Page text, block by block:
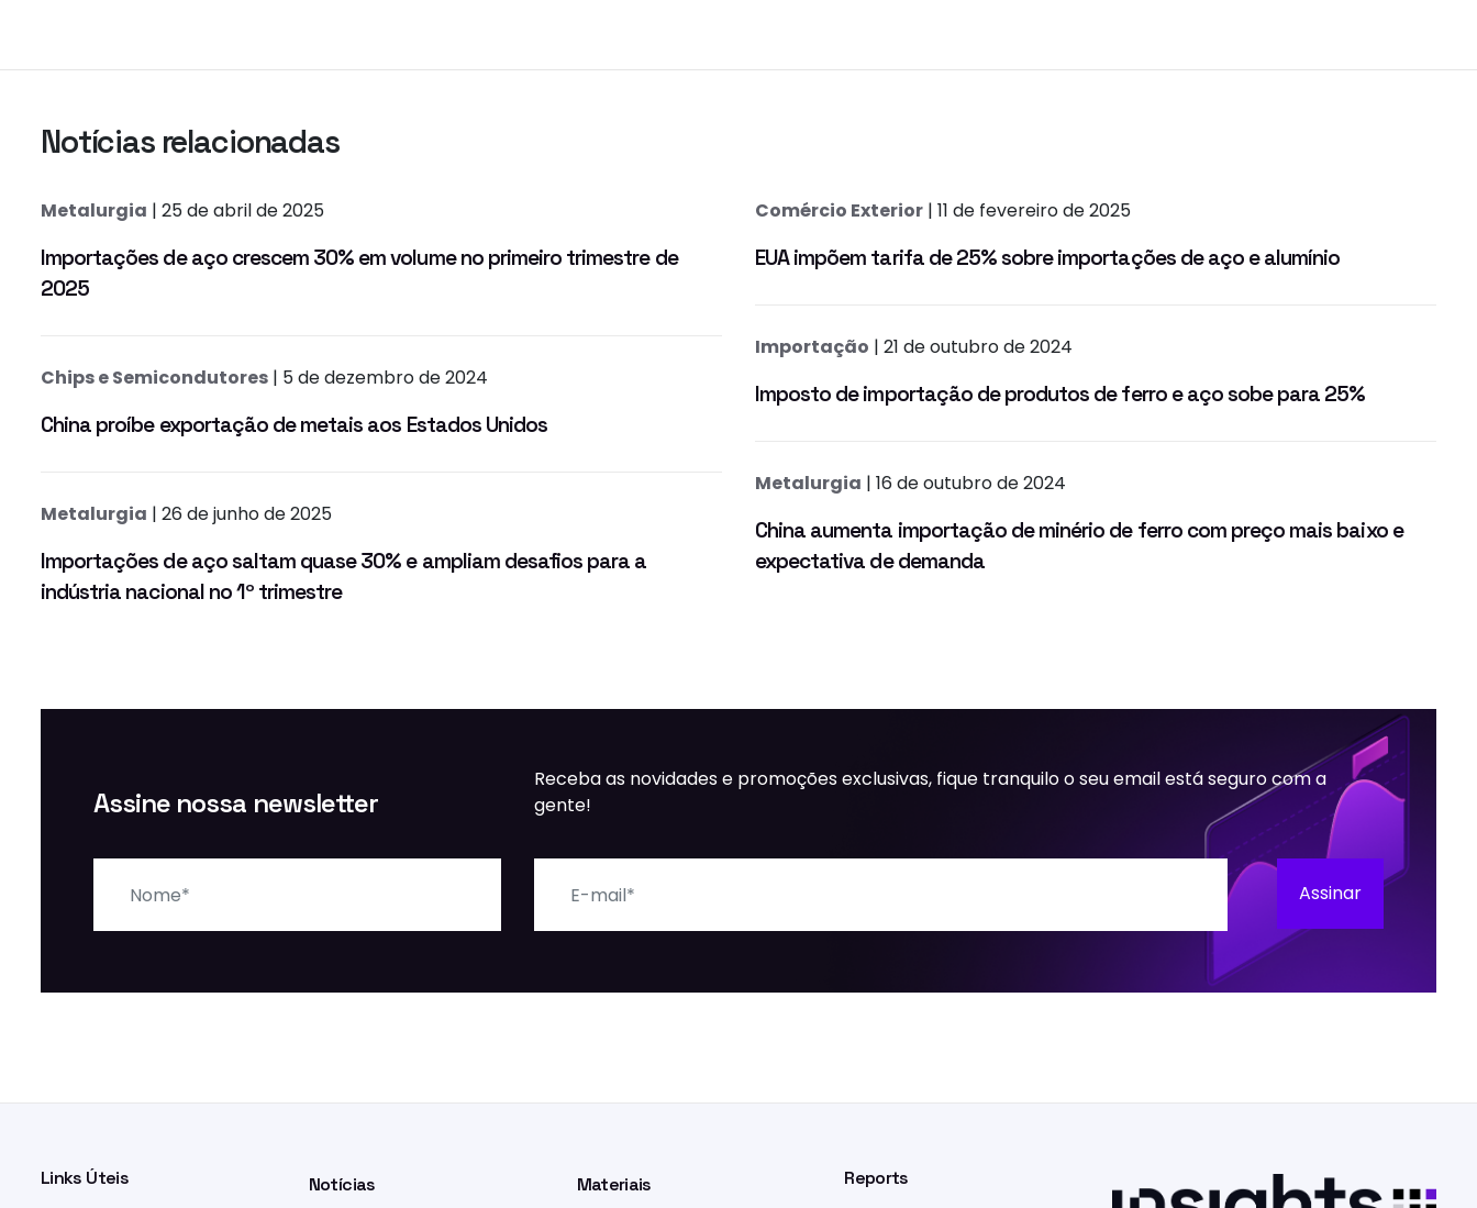
Notícias relacionadas
Metalurgia | 25 de abril de 2025
Importações de aço crescem 30% em volume no primeiro trimestre de
2025
Chips e Semicondutores | 5 de dezembro de 2024
China proíbe exportação de metais aos Estados Unidos
Metalurgia | 26 de junho de 2025
Importações de aço saltam quase 30% e ampliam desafios para a
indústria nacional no 1º trimestre
Comércio Exterior | 11 de fevereiro de 2025
EUA impõem tarifa de 25% sobre importações de aço e alumínio
Importação | 21 de outubro de 2024
Imposto de importação de produtos de ferro e aço sobe para 25%
Metalurgia | 16 de outubro de 2024
China aumenta importação de minério de ferro com preço mais baixo e
expectativa de demanda
Assine nossa newsletter
Receba as novidades e promoções exclusivas, fique tranquilo o seu email está seguro com a
gente!
Assinar
Links Úteis Notícias Materiais Reports